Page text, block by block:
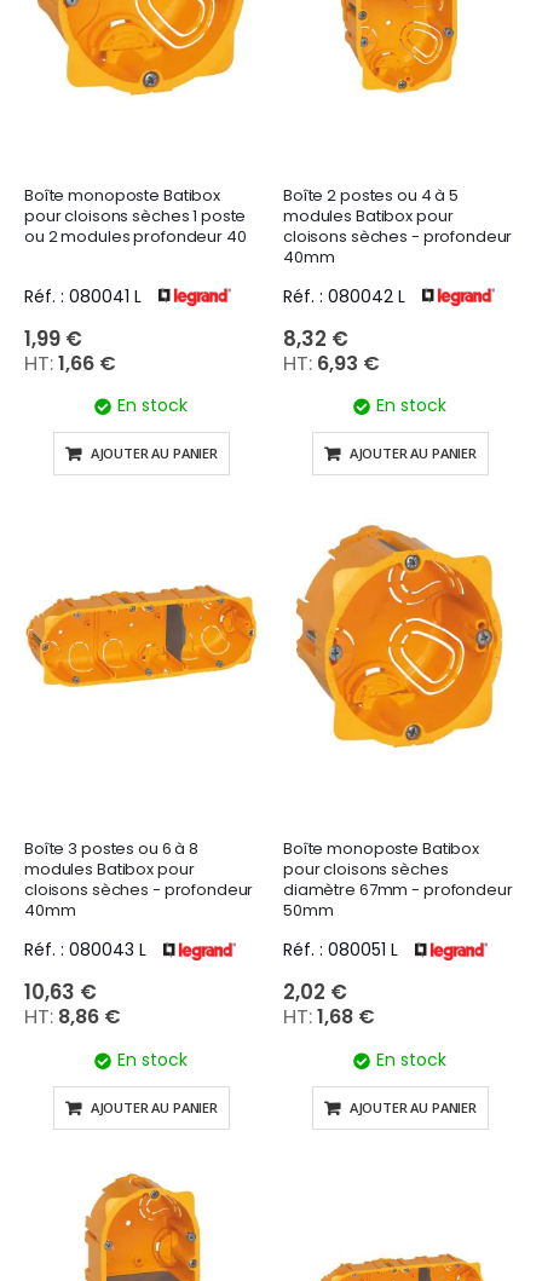
Boîte monoposte Batibox
pour cloisons sèches 1 poste
ou 2 modules profondeur 40
Réf. : 080041 L
1,99 €
1,66 €
En stock
AJOUTER AU PANIER
Boîte 2 postes ou 4 à 5
modules Batibox pour
cloisons sèches - profondeur
40mm
Réf. : 080042 L
8,32 €
6,93 €
En stock
AJOUTER AU PANIER
Boîte 3 postes ou 6 à 8
modules Batibox pour
cloisons sèches - profondeur
40mm
Réf. : 080043 L
10,63 €
8,86 €
En stock
AJOUTER AU PANIER
Boîte monoposte Batibox
pour cloisons sèches
diamètre 67mm - profondeur
50mm
Réf. : 080051 L
2,02 €
1,68 €
En stock
AJOUTER AU PANIER